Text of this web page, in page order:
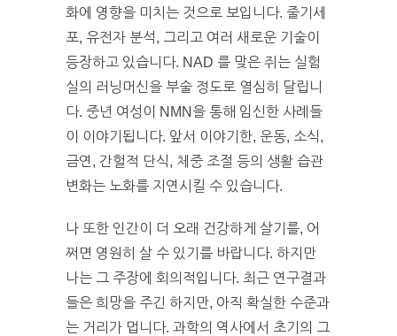
화에 영향을 미치는 것으로 보입니다. 줄기세
포, 유전자 분석, 그리고 여러 새로운 기술이
등장하고 있습니다. NAD 를 맞은 쥐는 실험
실의 러닝머신을 부술 정도로 열심히 달립니
다. 중년 여성이 NMN을 통해 임신한 사례들
이 이야기됩니다. 앞서 이야기한, 운동, 소식,
금연, 간헐적 단식, 체중 조절 등의 생활 습관
변화는 노화를 지연시킬 수 있습니다.
나 또한 인간이 더 오래 건강하게 살기를, 어
쩌면 영원히 살 수 있기를 바랍니다. 하지만
나는 그 주장에 회의적입니다. 최근 연구결과
들은 희망을 주긴 하지만, 아직 확실한 수준과
는 거리가 멉니다. 과학의 역사에서 초기의 그